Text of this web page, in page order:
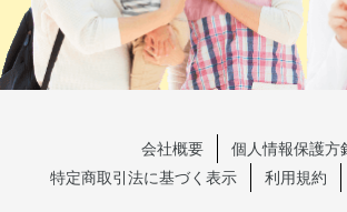
会社概要
個人情報保護方
特定商取引法に基づく表示
利用規約